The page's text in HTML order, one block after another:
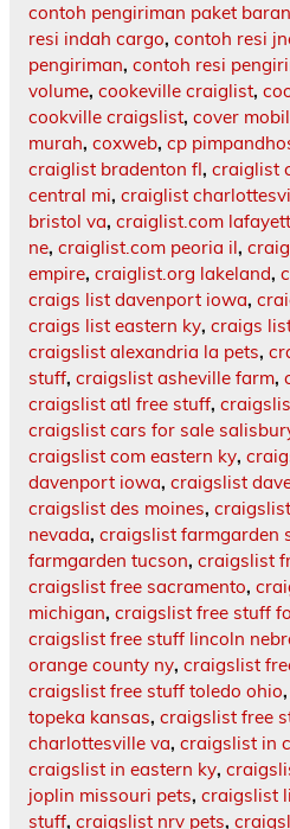
contoh pengiriman paket
resi indah cargo, contoh resi
pengiriman, contoh resi
volume, cookeville craiglist,
cookville craigslist, cover
murah, coxweb, cp
craiglist bradenton fl, craiglist
central mi, craiglist
bristol va, craiglist.com
ne, craiglist.com peoria il,
empire, craiglist.org lakeland,
craigs list davenport iowa,
craigs list eastern ky, craigs
craigslist alexandria la pets,
stuff, craigslist asheville farm,
craigslist atl free stuff,
craigslist cars for sale
craigslist com eastern ky,
davenport iowa, craigslist
craigslist des moines,
nevada, craigslist farmgarden
farmgarden tucson, craigslist
craigslist free sacramento,
michigan, craigslist free stuff
craigslist free stuff lincoln
orange county ny, craigslist
craigslist free stuff toledo ohio,
topeka kansas, craigslist free
charlottesville va, craigslist in
craigslist in eastern ky,
joplin missouri pets, craigslist
stuff, craigslist nrv pets,